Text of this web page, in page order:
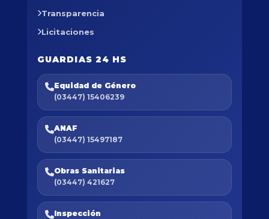
Transparencia
Licitaciones
GUARDIAS 24 HS
Equidad de Género
(03447) 15406239
ANAF
(03447) 15497187
Obras Sanitarias
(03447) 421627
Inspección